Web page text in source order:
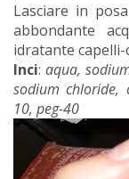
Lasciare in
abbondante
idratante
Inci: aqua,
sodium chloride,
10, peg-40